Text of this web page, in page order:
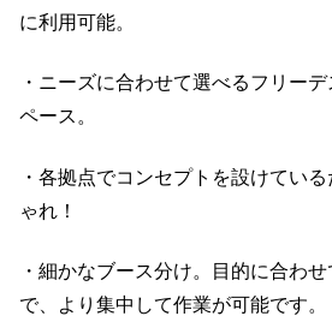
に利用可能。
・ニーズに合わせて選べるフリー
ペース。
・各拠点でコンセプトを設けてい
ゃれ！
・細かなブース分け。目的に合わ
で、より集中して作業が可能です。